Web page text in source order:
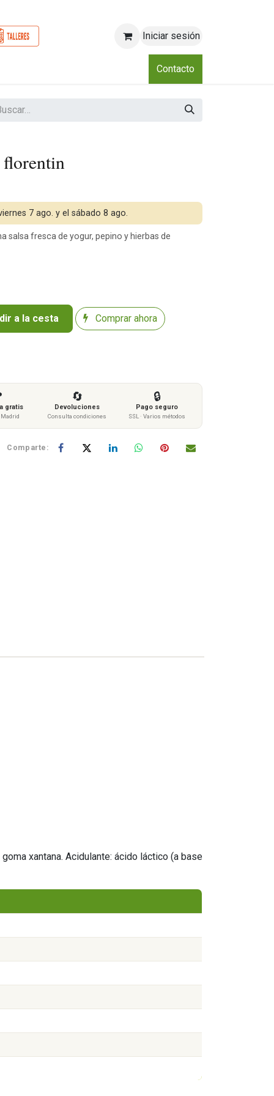
Iniciar sesión
Club
Contacto
a la cesta Comprar ahora
7 ago. y el sábado 8 ago.
salsa fresca de yogur, pepino y hierbas de
gratis
🔄
Devoluciones
Consulta condiciones
🔒
Pago seguro
SSL · Varios métodos
Comparte:
xantana. Acidulante: ácido láctico (a base